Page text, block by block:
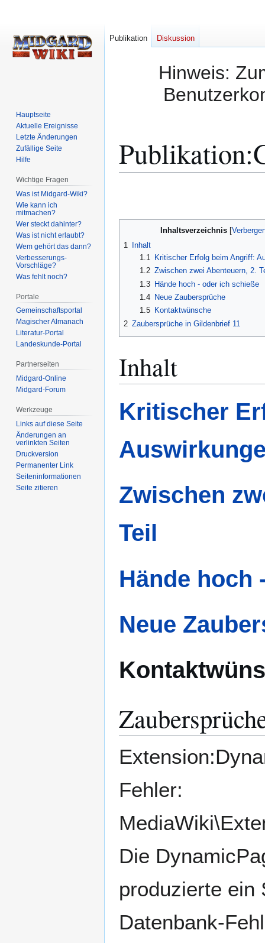
Hinweis:
Publikation:
Inhaltsverzeichnis
1
Inhalt
1.1
Kritischer Erfolg beim Angriff:
1.2 Zwischen zwei Abenteuern, 2.
1.3 Hände hoch - oder ich schieße
1.4
Neue Zaubersprüche
1.5
Kontaktwünsche
2 Zaubersprüche in Gildenbrief 11
Inhalt
Kritischer
Zwischen
Teil
Hände hoch
Neue
Fehler:
Die
produzierte ein
Datenbank-
Publikation Diskussion
Hauptseite
Aktuelle Ereignisse
Letzte Änderungen
Zufällige Seite
Hilfe
Wichtige Fragen
Was ist Midgard-Wiki?
Wie kann ich
mitmachen?
Wer steckt dahinter?
Was ist nicht erlaubt?
Wem gehört das dann?
Verbesserungs-
Vorschläge?
Was fehlt noch?
Portale
Gemeinschafts­portal
Magischer Almanach
Literatur-Portal
Landeskunde-Portal
Partnerseiten
Midgard-Online
Midgard-Forum
Werkzeuge
Links auf diese Seite
Änderungen an
verlinkten Seiten
Druckversion
Permanenter Link
Seiten­­informationen
Seite zitieren